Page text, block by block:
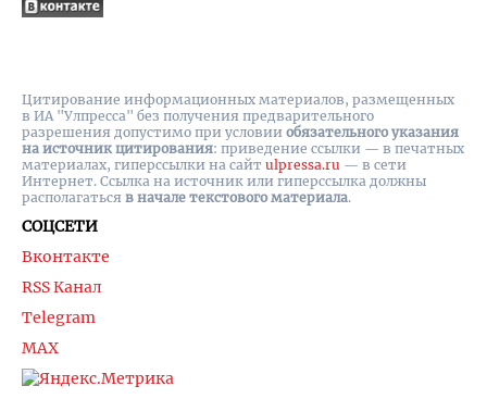
СОЦСЕТИ
Вконтакте
RSS Канал
Telegram
MAX
Цитирование информационных материалов, размещенных
в ИА "Улпресса" без получения предварительного
разрешения допустимо при условии обязательного указания
на источник цитирования: приведение ссылки — в печатных
материалах, гиперссылки на cайт ulpressa.ru — в сети
Интернет. Ссылка на источник или гиперссылка должны
располагаться в начале текстового материала.